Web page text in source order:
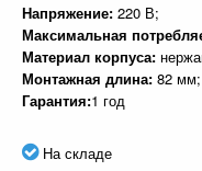
Напряжение: 220 В;
Максимальная
Материал корпуса:
Монтажная длина: 82 мм;
Гарантия:1 год
На складе